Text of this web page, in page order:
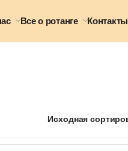
Все о ротанге Контакты